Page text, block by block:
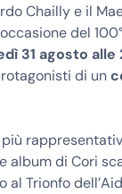
Chailly e il
del
31 agosto alle
di un
album di Cori
al Trionfo